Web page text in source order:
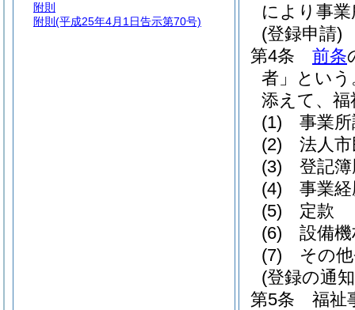
により事
(登録申請)
第4条
前条
者」という
添えて、
(1)
事業
(2)
法人
(3)
登記
(4)
事業
(5)
定款
(6)
設備
(7)
その
(登録の通
第5条
福祉
附則
附則 (平成25年4月1日告示第70号)